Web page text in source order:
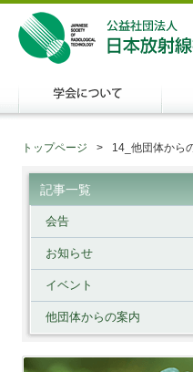
トップページ 14_他団体から
記事一覧
会告
お知らせ
イベント
他団体からの案内